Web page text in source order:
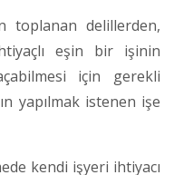
toplanan delillerden,
eşin bir işinin
için gerekli
yapılmak istenen işe
kendi işyeri ihtiyacı